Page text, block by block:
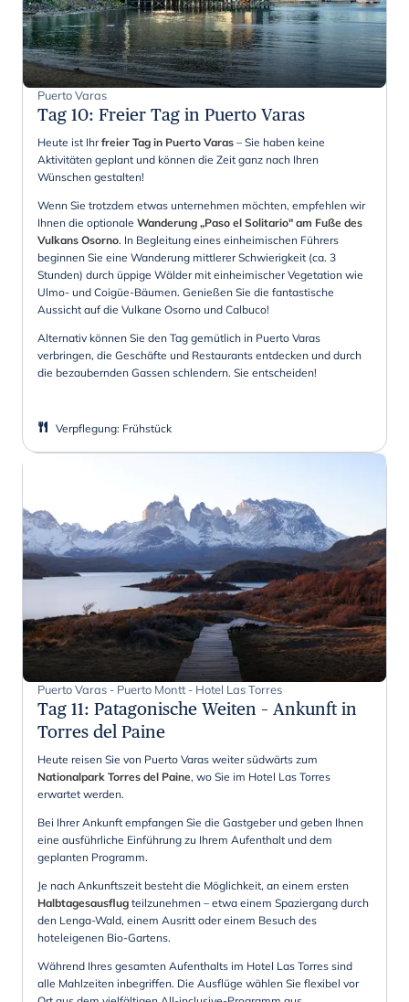
Puerto Varas
Tag 10: Freier Tag in Puerto Varas
Heute ist Ihrfreier Tag in Puerto Varas – Sie haben keine
Aktivitäten geplant und können die Zeit ganz nach Ihren
Wünschen gestalten!
Wenn Sie trotzdem etwas unternehmen möchten, empfehlen wir
Ihnen die optionale Wanderung „Paso el Solitario" am Fuße des
Vulkans Osorno. In Begleitung eines einheimischen Führers
beginnen Sie eine Wanderung mittlerer Schwierigkeit (ca. 3
Stunden) durch üppige Wälder mit einheimischer Vegetation wie
Ulmo- und Coigüe-Bäumen. Genießen Sie die fantastische
Aussicht auf die Vulkane Osorno und Calbuco!
Alternativ können Sie den Tag gemütlich in Puerto Varas
verbringen, die Geschäfte und Restaurants entdecken und durch
die bezaubernden Gassen schlendern. Sie entscheiden!
Verpflegung: Frühstück
Puerto Varas - Puerto Montt - Hotel Las Torres
Tag 11: Patagonische Weiten – Ankunft in
Torres del Paine
Heute reisen Sie von Puerto Varas weiter südwärts zum
Nationalpark Torres del Paine, wo Sie im Hotel Las Torres
erwartet werden.
Bei Ihrer Ankunft empfangen Sie die Gastgeber und geben Ihnen
eine ausführliche Einführung zu Ihrem Aufenthalt und dem
geplanten Programm.
Je nach Ankunftszeit besteht die Möglichkeit, an einem ersten
Halbtagesausflug teilzunehmen – etwa einem Spaziergang durch
den Lenga-Wald, einem Ausritt oder einem Besuch des
hoteleigenen Bio-Gartens.
Während Ihres gesamten Aufenthalts im Hotel Las Torres sind
alle Mahlzeiten inbegriffen. Die Ausflüge wählen Sie flexibel vor